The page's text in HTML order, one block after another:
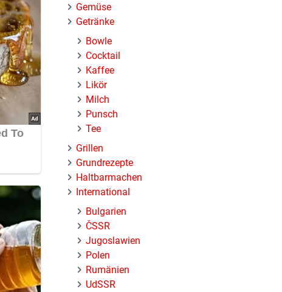
Gemüse
Getränke
Bowle
Cocktail
Kaffee
Likör
Milch
Punsch
Tee
Grillen
Grundrezepte
Haltbarmachen
International
Bulgarien
ČSSR
Jugoslawien
Polen
Rumänien
UdSSR